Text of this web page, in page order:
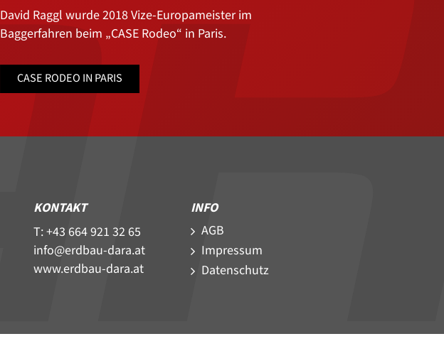
David Raggl wurde 2018 Vize-Europameister im
Baggerfahren beim „CASE Rodeo“ in Paris.
CASE RODEO IN PARIS
KONTAKT
T: +43 664 921 32 65
info@erdbau-dara.at
www.erdbau-dara.at
INFO
AGB
Impressum
Datenschutz